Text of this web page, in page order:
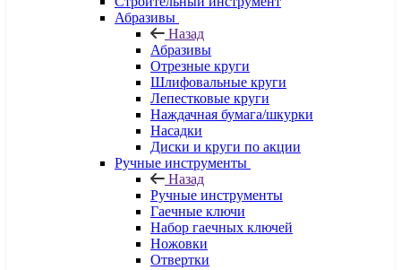
Абразивы
Назад
Абразивы
Отрезные круги
Шлифовальные круги
Лепестковые круги
Наждачная бумага/шкурки
Насадки
Диски и круги по акции
Ручные инструменты
Назад
Ручные инструменты
Гаечные ключи
Набор гаечных ключей
Ножовки
Отвертки